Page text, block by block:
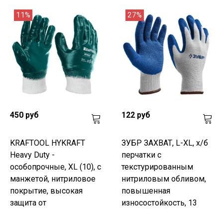
11%
450 руб
KRAFTOOL HYKRAFT
Heavy Duty -
особопрочные, XL (10), с
манжетой, нитриловое
покрытие, высокая
защита от
27%
122 руб
ЗУБР ЗАХВАТ, L-XL, х/б
перчатки с
текстурированным
нитриловым обливом,
повышенная
износостойкость, 13